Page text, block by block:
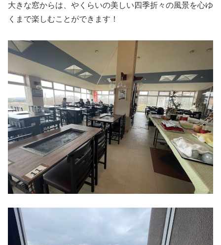
大きな窓からは、やくらいの美しい四季折々の風景を心ゆ
くまで楽しむことができます！